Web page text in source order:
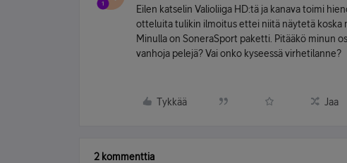
Eilen katselin Valioliiga HD:tä ja kanava toimi
otteluita tulikin ilmoitus ettei niitä näytetä koska
Minulla on SoneraSport paketti. Pitääkö minun
vanhoja pelejä? Vai onko kyseessä virhetilanne?
Tykkää Jaa
2 kommenttia